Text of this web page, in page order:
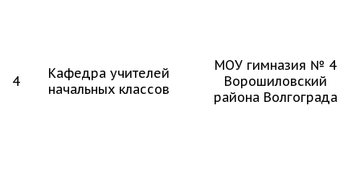
4
Кафедра учителей
начальных классов
МОУ гимназия № 4
Ворошиловский
района Волгограда